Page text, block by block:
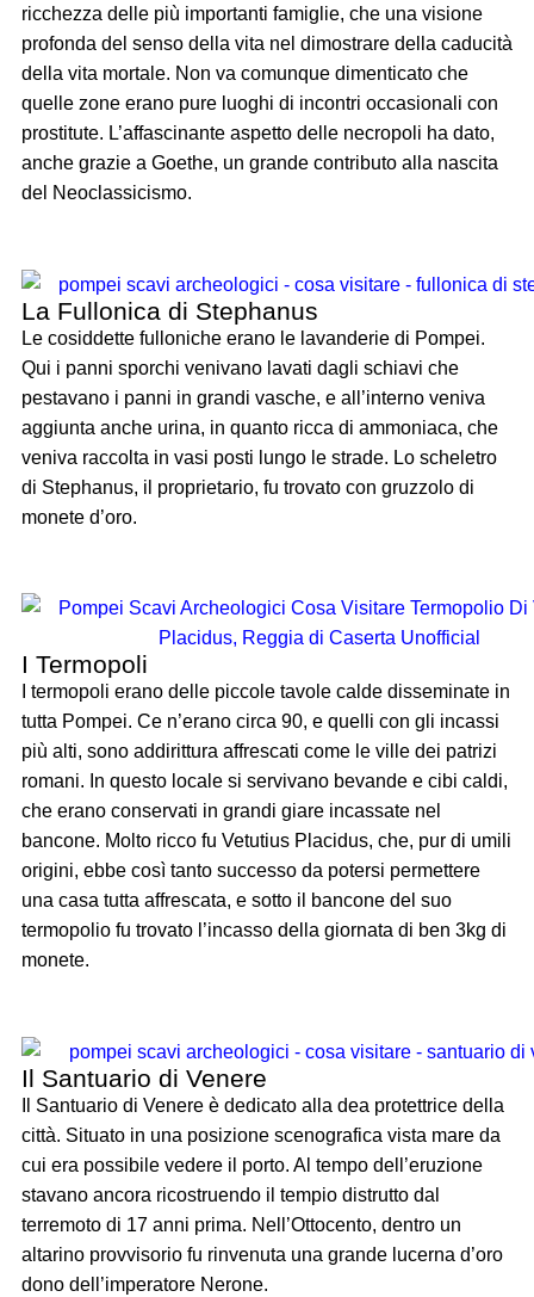
ricchezza delle più importanti famiglie, che una visione
profonda del senso della vita nel dimostrare della caducità
della vita mortale. Non va comunque dimenticato che
quelle zone erano pure luoghi di incontri occasionali con
prostitute. L’affascinante aspetto delle necropoli ha dato,
anche grazie a Goethe, un grande contributo alla nascita
del Neoclassicismo.
La Fullonica di Stephanus
Le cosiddette fulloniche erano le lavanderie di Pompei.
Qui i panni sporchi venivano lavati dagli schiavi che
pestavano i panni in grandi vasche, e all’interno veniva
aggiunta anche urina, in quanto ricca di ammoniaca, che
veniva raccolta in vasi posti lungo le strade. Lo scheletro
di Stephanus, il proprietario, fu trovato con gruzzolo di
monete d’oro.
I Termopoli
I termopoli erano delle piccole tavole calde disseminate in
tutta Pompei. Ce n’erano circa 90, e quelli con gli incassi
più alti, sono addirittura affrescati come le ville dei patrizi
romani. In questo locale si servivano bevande e cibi caldi,
che erano conservati in grandi giare incassate nel
bancone. Molto ricco fu Vetutius Placidus, che, pur di umili
origini, ebbe così tanto successo da potersi permettere
una casa tutta affrescata, e sotto il bancone del suo
termopolio fu trovato l’incasso della giornata di ben 3kg di
monete.
Il Santuario di Venere
Il Santuario di Venere è dedicato alla dea protettrice della
città. Situato in una posizione scenografica vista mare da
cui era possibile vedere il porto. Al tempo dell’eruzione
stavano ancora ricostruendo il tempio distrutto dal
terremoto di 17 anni prima. Nell’Ottocento, dentro un
altarino provvisorio fu rinvenuta una grande lucerna d’oro
dono dell’imperatore Nerone.